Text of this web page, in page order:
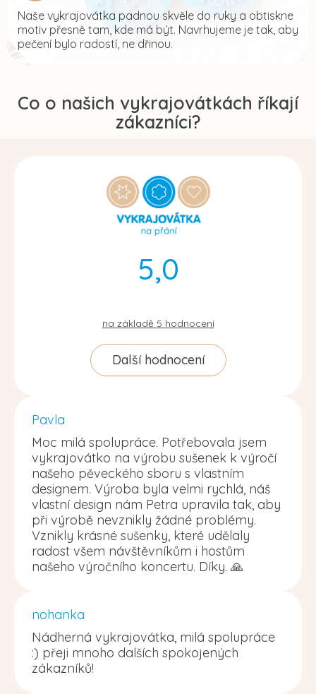
Naše vykrajovátka padnou skvěle do ruky a obtiskne
motiv přesně tam, kde má být. Navrhujeme je tak, aby
pečení bylo radostí, ne dřinou.
Co o našich vykrajovátkách říkají
zákazníci?
5,0
na základě 5 hodnocení
Další hodnocení
Pavla
Moc milá spolupráce. Potřebovala jsem
vykrajovátko na výrobu sušenek k výročí
našeho pěveckého sboru s vlastním
designem. Výroba byla velmi rychlá, náš
vlastní design nám Petra upravila tak, aby
při výrobě nevznikly žádné problémy.
Vznikly krásné sušenky, které udělaly
radost všem návštěvníkům i hostům
našeho výročního koncertu. Díky. 🙏
nohanka
Nádherná vykrajovátka, milá spolupráce
:) přeji mnoho dalších spokojených
zákazníků!